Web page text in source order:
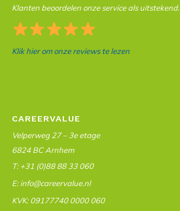
Klanten beoordelen onze service als uitstekend.
Klik hier om onze reviews te lezen
CAREERVALUE
Velperweg 27 – 3e etage
6824 BC Arnhem
T: +31 (0)88 88 33 060
E: info@careervalue.nl
KVK: 09177740 0000 060